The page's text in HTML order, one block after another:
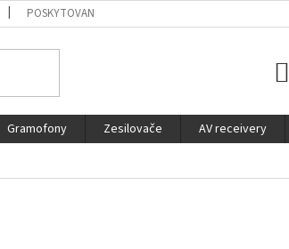
POSKYTOVANÉ SLUŽBY
Gramofony Zesilovače AV receivery